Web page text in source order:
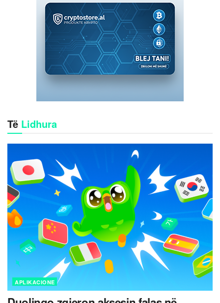
Të Lidhura
APLIKACIONE